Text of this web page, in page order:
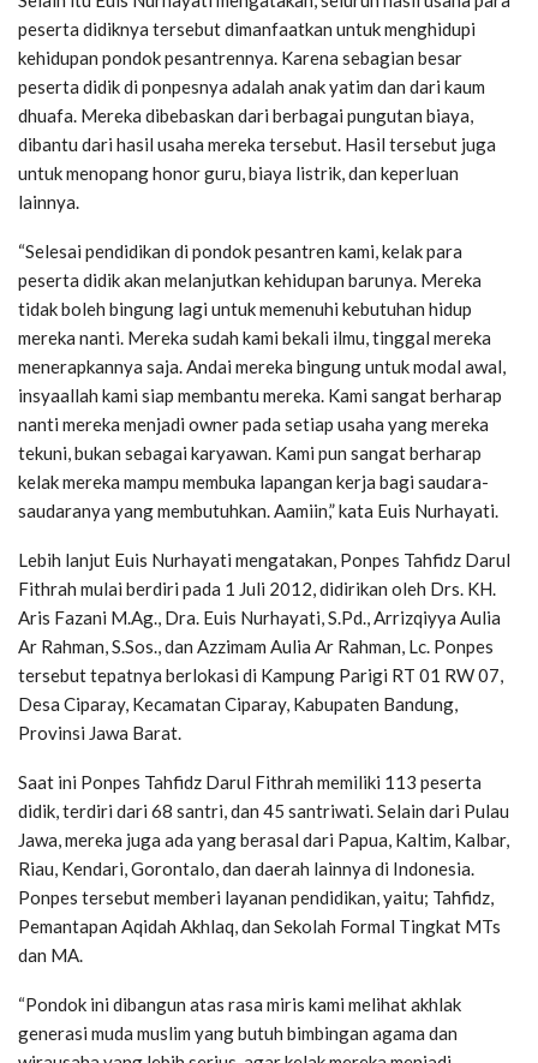
peserta didiknya tersebut dimanfaatkan untuk menghidupi
kehidupan pondok pesantrennya. Karena sebagian besar
peserta didik di ponpesnya adalah anak yatim dan dari kaum
dhuafa. Mereka dibebaskan dari berbagai pungutan biaya,
dibantu dari hasil usaha mereka tersebut. Hasil tersebut juga
untuk menopang honor guru, biaya listrik, dan keperluan
lainnya.
“Selesai pendidikan di pondok pesantren kami, kelak para
peserta didik akan melanjutkan kehidupan barunya. Mereka
tidak boleh bingung lagi untuk memenuhi kebutuhan hidup
mereka nanti. Mereka sudah kami bekali ilmu, tinggal mereka
menerapkannya saja. Andai mereka bingung untuk modal awal,
insyaallah kami siap membantu mereka. Kami sangat berharap
nanti mereka menjadi owner pada setiap usaha yang mereka
tekuni, bukan sebagai karyawan. Kami pun sangat berharap
kelak mereka mampu membuka lapangan kerja bagi saudara-
saudaranya yang membutuhkan. Aamiin,” kata Euis Nurhayati.
Lebih lanjut Euis Nurhayati mengatakan, Ponpes Tahfidz Darul
Fithrah mulai berdiri pada 1 Juli 2012, didirikan oleh Drs. KH.
Aris Fazani M.Ag., Dra. Euis Nurhayati, S.Pd., Arrizqiyya Aulia
Ar Rahman, S.Sos., dan Azzimam Aulia Ar Rahman, Lc. Ponpes
tersebut tepatnya berlokasi di Kampung Parigi RT 01 RW 07,
Desa Ciparay, Kecamatan Ciparay, Kabupaten Bandung,
Provinsi Jawa Barat.
Saat ini Ponpes Tahfidz Darul Fithrah memiliki 113 peserta
didik, terdiri dari 68 santri, dan 45 santriwati. Selain dari Pulau
Jawa, mereka juga ada yang berasal dari Papua, Kaltim, Kalbar,
Riau, Kendari, Gorontalo, dan daerah lainnya di Indonesia.
Ponpes tersebut memberi layanan pendidikan, yaitu; Tahfidz,
Pemantapan Aqidah Akhlaq, dan Sekolah Formal Tingkat MTs
dan MA.
“Pondok ini dibangun atas rasa miris kami melihat akhlak
generasi muda muslim yang butuh bimbingan agama dan